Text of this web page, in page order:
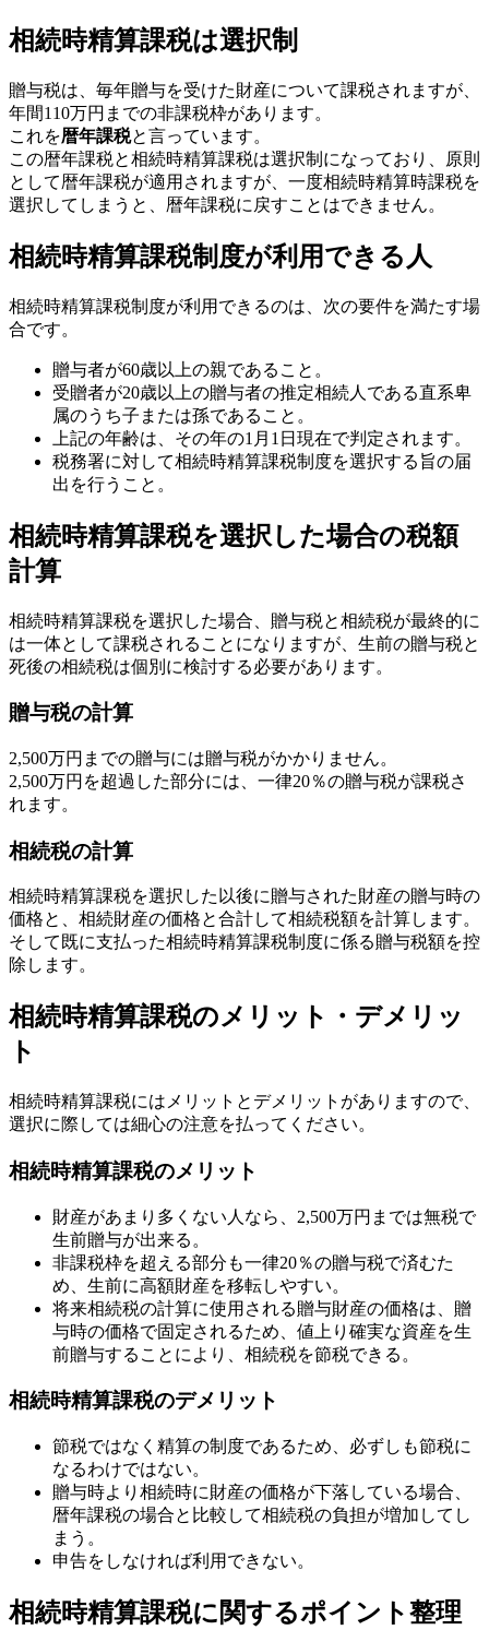
相続時精算課税は選択制
贈与税は、毎年贈与を受けた財産について課税されますが、
年間110万円までの非課税枠があります。
これを暦年課税と言っています。
この暦年課税と相続時精算課税は選択制になっており、原則
として暦年課税が適用されますが、一度相続時精算時課税を
選択してしまうと、暦年課税に戻すことはできません。
相続時精算課税制度が利用できる人
相続時精算課税制度が利用できるのは、次の要件を満たす場
合です。
贈与者が60歳以上の親であること。
受贈者が20歳以上の贈与者の推定相続人である直系卑
属のうち子または孫であること。
上記の年齢は、その年の1月1日現在で判定されます。
税務署に対して相続時精算課税制度を選択する旨の届
出を行うこと。
相続時精算課税を選択した場合の税額
計算
相続時精算課税を選択した場合、贈与税と相続税が最終的に
は一体として課税されることになりますが、生前の贈与税と
死後の相続税は個別に検討する必要があります。
贈与税の計算
2,500万円までの贈与には贈与税がかかりません。
2,500万円を超過した部分には、一律20％の贈与税が課税さ
れます。
相続税の計算
相続時精算課税を選択した以後に贈与された財産の贈与時の
価格と、相続財産の価格と合計して相続税額を計算します。
そして既に支払った相続時精算課税制度に係る贈与税額を控
除します。
相続時精算課税のメリット・デメリッ
ト
相続時精算課税にはメリットとデメリットがありますので、
選択に際しては細心の注意を払ってください。
相続時精算課税のメリット
財産があまり多くない人なら、2,500万円までは無税で
生前贈与が出来る。
非課税枠を超える部分も一律20％の贈与税で済むた
め、生前に高額財産を移転しやすい。
将来相続税の計算に使用される贈与財産の価格は、贈
与時の価格で固定されるため、値上り確実な資産を生
前贈与することにより、相続税を節税できる。
相続時精算課税のデメリット
節税ではなく精算の制度であるため、必ずしも節税に
なるわけではない。
贈与時より相続時に財産の価格が下落している場合、
暦年課税の場合と比較して相続税の負担が増加してし
まう。
申告をしなければ利用できない。
相続時精算課税に関するポイント整理